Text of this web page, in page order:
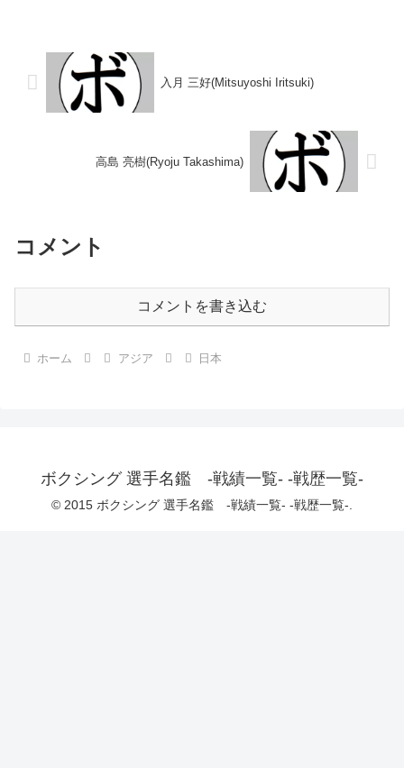
(タイ) 【補足...
入月 三好(Mitsuyoshi Iritsuki)
高島 亮樹(Ryoju Takashima)
コメント
コメントを書き込む
ホーム アジア 日本
ボクシング 選手名鑑 -戦績一覧- -戦歴一覧-
© 2015 ボクシング 選手名鑑 -戦績一覧- -戦歴一覧-.